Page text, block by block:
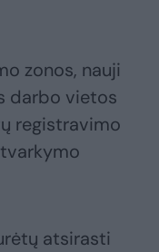
zonos, nauji
darbo vietos
registravimo
atsirasti